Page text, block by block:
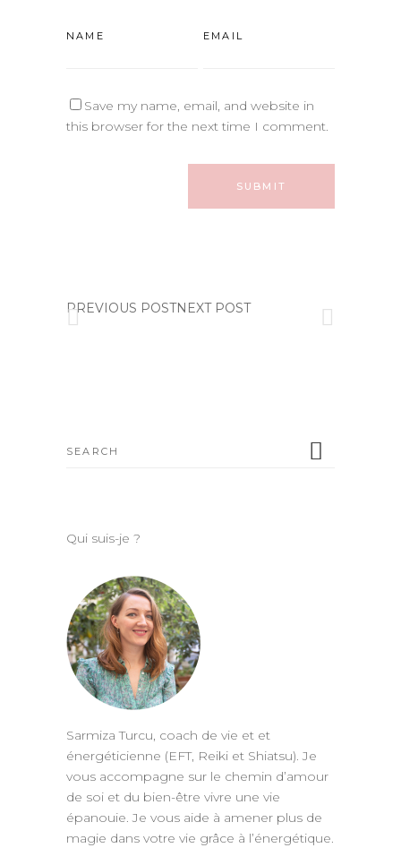
Save my name, email, and website in
this browser for the next time I comment.
PREVIOUS POSTNEXT POST
Search
Qui suis-je ?
Sarmiza Turcu, coach de vie et et
énergéticienne (EFT, Reiki et Shiatsu). Je
vous accompagne sur le chemin d’amour
de soi et du bien-être vivre une vie
épanouie. Je vous aide à amener plus de
magie dans votre vie grâce à l’énergétique.